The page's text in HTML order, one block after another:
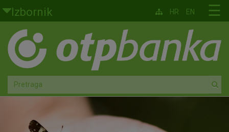
Skoči na glavni sadržaj
Izbornik
Građani
Privatno bankarstvo
Agro
☰
HR EN